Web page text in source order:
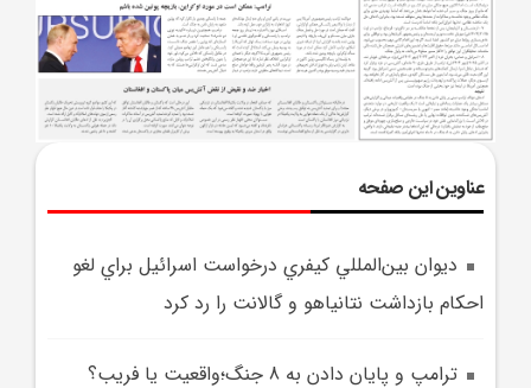
عناوین این صفحه
ديوان بين‌المللي کيفري درخواست اسرائيل براي لغو
احکام بازداشت نتانياهو و گالانت را رد کرد
ترامپ و پايان دادن به 8 جنگ؛واقعيت يا فريب؟